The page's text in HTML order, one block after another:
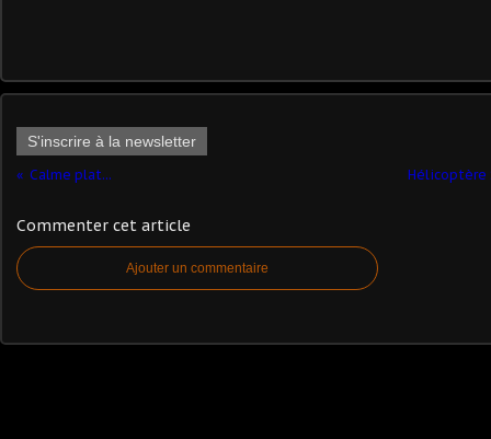
S'inscrire à la newsletter
Calme plat... Hélicoptère
Commenter cet article
Ajouter un commentaire